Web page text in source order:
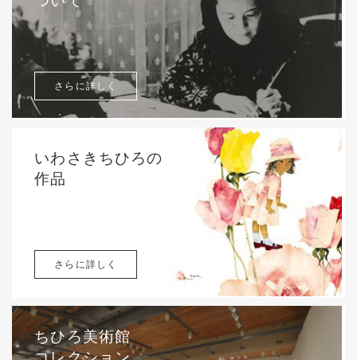
さらに詳しく
いわさきちひろの
作品
さらに詳しく
ちひろ美術館